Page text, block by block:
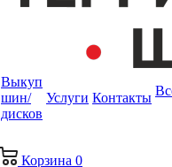
Выкуп
шин/
дисков
Услуги Контакты
Корзина 0